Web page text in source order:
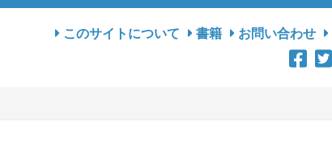
このサイトについて 書籍 お問い合わせ